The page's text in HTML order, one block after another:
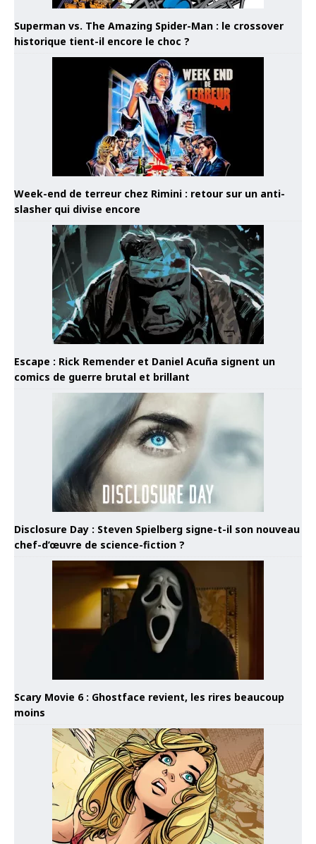
Superman vs. The Amazing Spider-Man : le crossover
historique tient-il encore le choc ?
Week-end de terreur chez Rimini : retour sur un anti-
slasher qui divise encore
Escape : Rick Remender et Daniel Acuña signent un
comics de guerre brutal et brillant
Disclosure Day : Steven Spielberg signe-t-il son nouveau
chef-d’œuvre de science-fiction ?
Scary Movie 6 : Ghostface revient, les rires beaucoup
moins